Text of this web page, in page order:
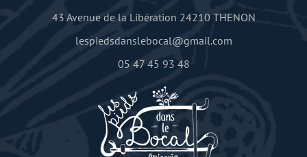
43 Avenue de la Libération 24210 THENON
lespiedsdanslebocal@gmail.com
05 47 45 93 48